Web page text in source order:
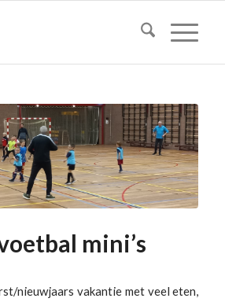
mini’s
nieuwjaars vakantie met veel eten,